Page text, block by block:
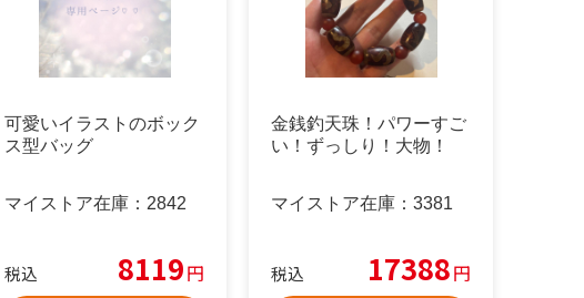
可愛いイラストのボック
ス型バッグ
マイストア在庫： 2842
税込 8119円
金銭釣天珠！パワーすご
い！ずっしり！大物！
マイストア在庫： 3381
税込 17388円